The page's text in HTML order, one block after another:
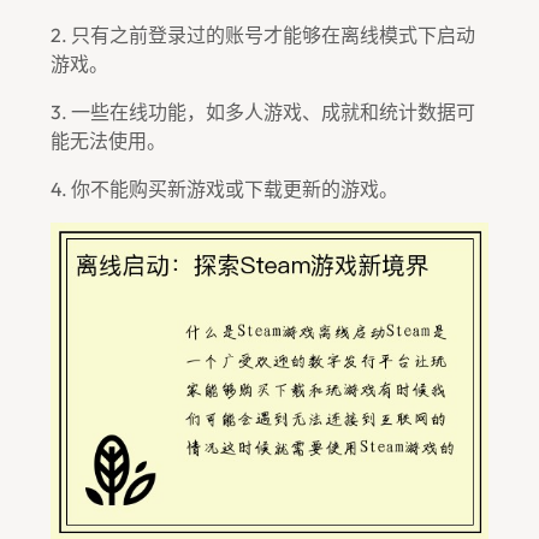
2. 只有之前登录过的账号才能够在离线模式下启动
游戏。
3. 一些在线功能，如多人游戏、成就和统计数据可
能无法使用。
4. 你不能购买新游戏或下载更新的游戏。